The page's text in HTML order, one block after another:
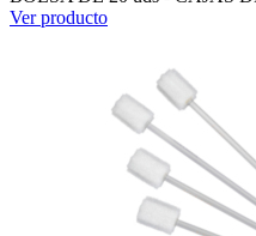
Ver producto